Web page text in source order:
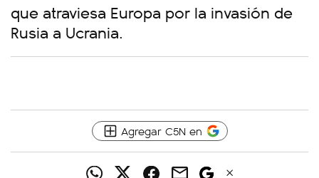
que atraviesa Europa por la invasión de
Rusia a Ucrania.
Agregar C5N en